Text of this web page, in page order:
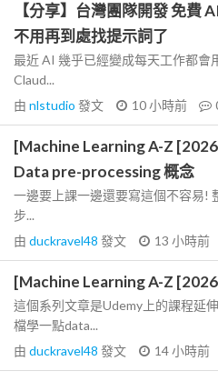
【分享】台灣團隊開發 免費
不用再到處找提示詞了
最近 AI 幾乎已經變成每天工作都會
Claud...
由 nlstudio 發文 10 小時前
[Machine Learning A-Z
Data pre-processing 概念
一邊要上課一邊還要寫這個不容易!
步...
由 duckravel48 發文 13 小時前
[Machine Learning A-Z
這個系列文章是Udemy上的課程延
檔學一點data...
由 duckravel48 發文 14 小時前